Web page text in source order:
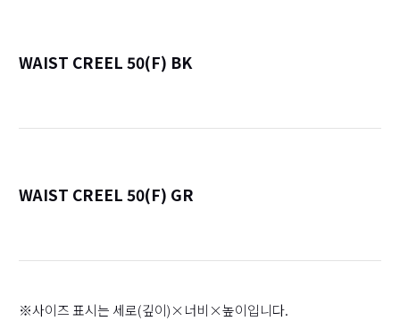
WAIST CREEL 50(F) BK
WAIST CREEL 50(F) GR
※사이즈 표시는 세로(깊이)×너비×높이입니다.